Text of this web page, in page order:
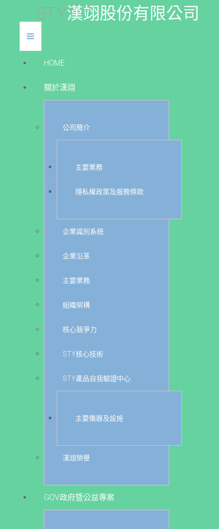
STY漢翊股份有限公司
HOME
關於漢翊
公司簡介
主要業務
隱私權政策及服務條款
企業識別系統
企業沿革
主要業務
組織架構
核心競爭力
STY核心技術
STY產品自我驗證中心
主要儀器及設施
漢翊榮譽
GOV政府暨公益專案